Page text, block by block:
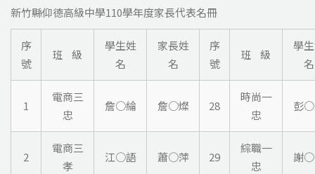
新竹縣仰德高級中學110學年度家長代表名冊
序
號
班 級
學生姓
名
家長姓
名
序
號
班 級
學
名
1
電商三
忠
詹○綸 詹○燦 28
時尚一
忠
彭
2
電商三
孝
江○語 蕭○萍 29
綜職一
忠
謝